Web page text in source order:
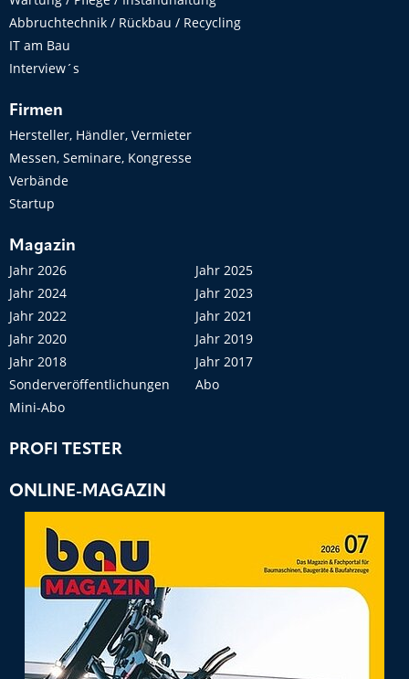
Abbruchtechnik / Rückbau / Recycling
IT am Bau
Interview´s
Firmen
Hersteller, Händler, Vermieter
Messen, Seminare, Kongresse
Verbände
Startup
Magazin
Jahr 2026
Jahr 2025
Jahr 2024
Jahr 2023
Jahr 2022
Jahr 2021
Jahr 2020
Jahr 2019
Jahr 2018
Jahr 2017
Sonderveröffentlichungen
Abo
Mini-Abo
PROFI TESTER
ONLINE-MAGAZIN